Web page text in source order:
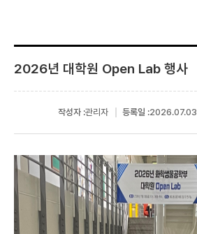
2026년 대학원 Open Lab 행사
작성자 :관리자 등록일 :2026.07.03